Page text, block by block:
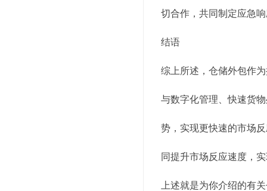
切合作，共同制定应急
结语
综上所述，仓储外包作
与数字化管理、快速货
势，实现更快速的市场
同提升市场反应速度，
上述就是为你介绍的有